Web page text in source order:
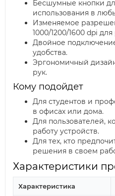
Бесшумные кнопки
использования в
Изменяемое
1000/1200/1600 dpi
Двойное
удобства.
Эргономичный
рук.
Кому подойдет
Для студентов и
в офисах или дома.
Для пользователей,
работу устройств.
Для тех, кто
решения в своем
Характеристики
Характеристика